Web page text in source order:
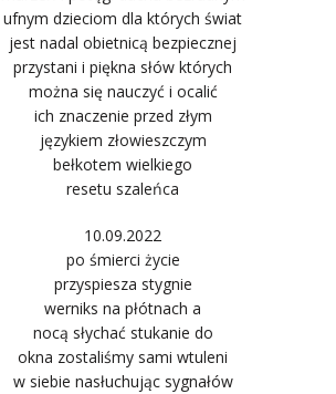
ufnym dzieciom dla których świat
jest nadal obietnicą bezpiecznej
przystani i piękna słów których
można się nauczyć i ocalić
ich znaczenie przed złym
językiem złowieszczym
bełkotem wielkiego
resetu szaleńca
10.09.2022
po śmierci życie
przyspiesza stygnie
werniks na płótnach a
nocą słychać stukanie do
okna zostaliśmy sami wtuleni
w siebie nasłuchując sygnałów